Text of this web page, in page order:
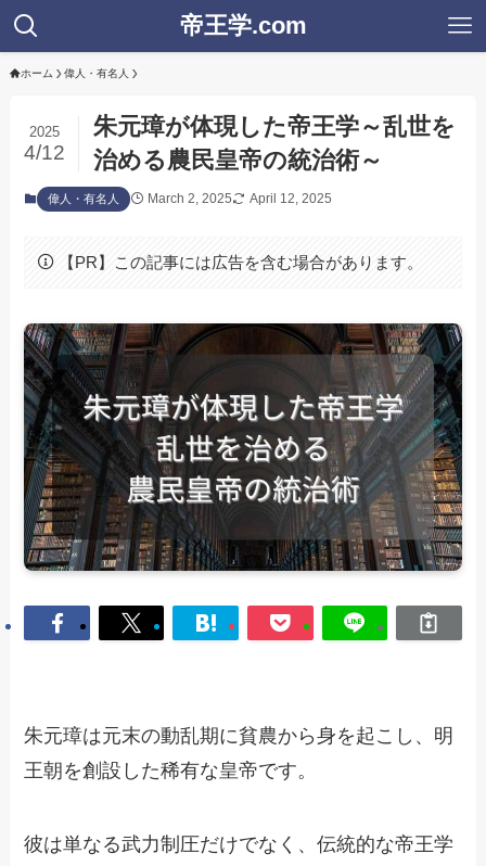
帝王学.com
ホーム 偉人・有名人
朱元璋が体現した帝王学～乱世を
治める農民皇帝の統治術～
2025
4/12
偉人・有名人 March 2, 2025 April 12, 2025
【PR】この記事には広告を含む場合があります。
朱元璋は元末の動乱期に貧農から身を起こし、明
王朝を創設した稀有な皇帝です。
彼は単なる武力制圧だけでなく、伝統的な帝王学